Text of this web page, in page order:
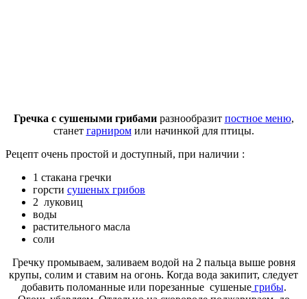
Гречка с сушеными грибамиразнообразит постное меню,
станет гарниромили начинкой для птицы.
Рецепт очень простой и доступный, при наличии :
1 стакана гречки
горсти сушеных грибов
2 луковиц
воды
растительного масла
соли
Гречку промываем, заливаем водой на 2 пальца выше ровня
крупы, солим и ставим на огонь. Когда вода закипит, следует
добавить поломанные или порезанные сушеныегрибы.